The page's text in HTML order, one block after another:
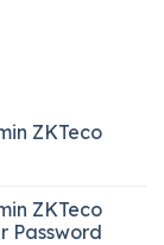
ZKTeco
ZKTeco
Password